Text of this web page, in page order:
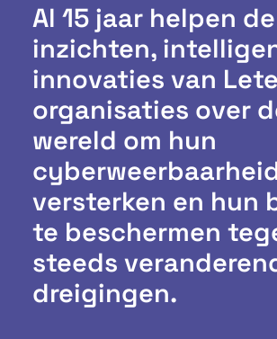
Al 15 jaar helpen de
inzichten,
innovaties van
organisaties over
wereld om hun
versterken en hun
te beschermen
steeds
dreigingen.